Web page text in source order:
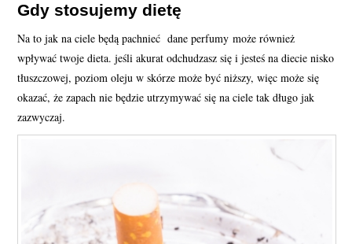
Gdy stosujemy dietę
Na to jak na ciele będą pachnieć dane perfumy może również
wpływać twoje dieta. jeśli akurat odchudzasz się i jesteś na diecie nisko
tłuszczowej, poziom oleju w skórze może być niższy, więc może się
okazać, że zapach nie będzie utrzymywać się na ciele tak długo jak
zazwyczaj.